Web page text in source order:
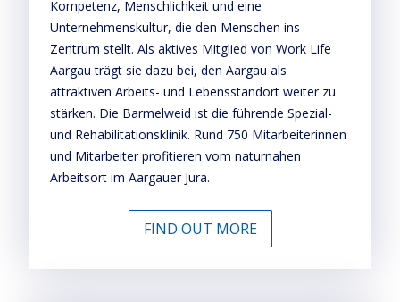
Kompetenz, Menschlichkeit und eine
Unternehmenskultur, die den Menschen ins
Zentrum stellt. Als aktives Mitglied von Work Life
Aargau trägt sie dazu bei, den Aargau als
attraktiven Arbeits- und Lebensstandort weiter zu
stärken. Die Barmelweid ist die führende Spezial-
und Rehabilitationsklinik. Rund 750 Mitarbeiterinnen
und Mitarbeiter profitieren vom naturnahen
Arbeitsort im Aargauer Jura.
FIND OUT MORE